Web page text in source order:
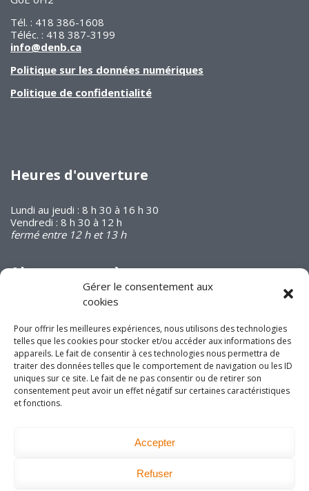
Gérer le consentement aux
cookies
Pour offrir les meilleures expériences, nous utilisons des technologies
telles que les cookies pour stocker et/ou accéder aux informations des
appareils. Le fait de consentir à ces technologies nous permettra de
traiter des données telles que le comportement de navigation ou les ID
uniques sur ce site. Le fait de ne pas consentir ou de retirer son
consentement peut avoir un effet négatif sur certaines caractéristiques
et fonctions.
Accepter
Refuser
Tél. : 418 386-1608
Téléc. : 418 387-3199
info@denb.ca
Politique sur les données numériques
Politique de confidentialité
Heures d'ouverture
Lundi au jeudi : 8 h 30 à 16 h 30
Vendredi : 8 h 30 à 12 h
fermé entre 12 h et 13 h
Abonnez-vous à
notre infolettre
Joignez-vous à nous
sur les réseaux
sociaux!